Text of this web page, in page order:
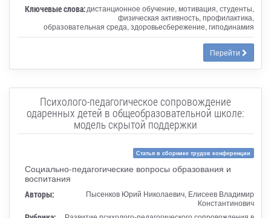
Ключевые слова:дистанционное обучение, мотивация, студенты,
физическая активность, профилактика,
образовательная среда, здоровьесбережение, гиподинамия
Перейти
Психолого-педагогическое сопровождение
одаренных детей в общеобразовательной школе:
модель скрытой поддержки
Статья в сборнике трудов конференции
Социально-педагогические вопросы образования и
воспитания
Авторы:
Пысенков Юрий Николаевич, Елисеев Владимир
Константинович